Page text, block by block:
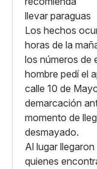
Los hechos
horas de la
los números de
hombre pedí el
calle 10 de
demarcación
momento de
desmayado.
Al lugar
quienes